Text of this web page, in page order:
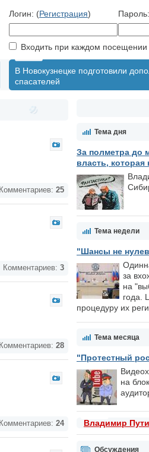
Логин: (Регистрация)
Входить при каждом посещении
В Новокузнецке подготовили
спасателей
Тема дня
За полметра до
власть, которая
Тема недели
"Шансы не
за
на
года.
процедуру их
Тема месяца
"Протестный
на
Владимир
Обсуждения
Комментариев: 25
Комментариев: 3
Комментариев: 28
Комментариев: 24